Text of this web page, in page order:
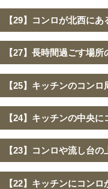
【29】コンロが北西にあ
【27】長時間過ごす場
【25】キッチンのコン
【24】キッチンの中央
【23】コンロや流し台
【22】キッチンにコン